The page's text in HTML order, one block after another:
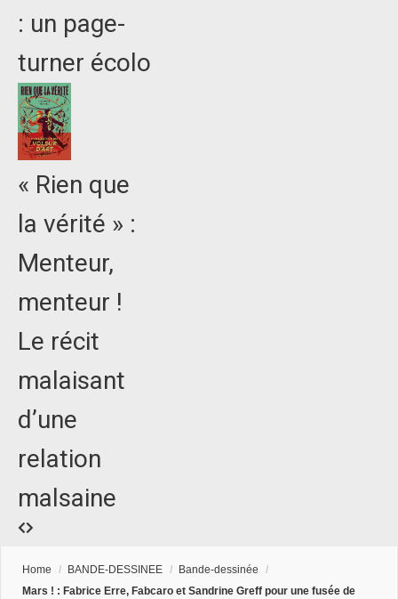
: un page-
turner écolo
« Rien que
la vérité » :
Menteur,
menteur !
Le récit
malaisant
d’une
relation
malsaine
Home / BANDE-DESSINEE / Bande-dessinée
/
Mars ! : Fabrice Erre, Fabcaro et Sandrine Greff pour une fusée de